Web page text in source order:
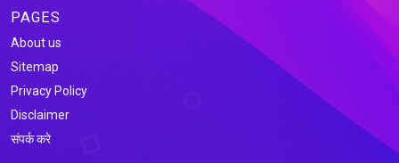
PAGES
About us
Sitemap
Privacy Policy
Disclaimer
संपर्क करे